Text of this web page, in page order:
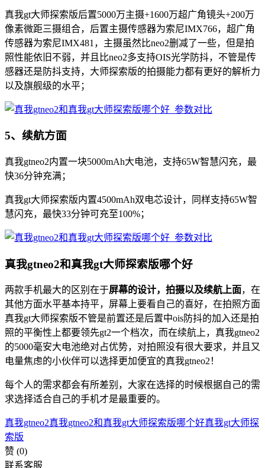
真我gt大师探索版后置5000万主摄+1600万超广角镜头+200万
像素微距三摄组合，后置主摄传感器为索尼IMX766，超广角
传感器为索尼IMX481，主摄虽然比neo2删减了一些，但是拍
照性能依旧不弱，并且比neo2多支持OIS光学防抖，不管是传
感器还是防抖支持，大师探索版的拍摄能力都有更好的解析力
以及旗舰级的水平；
5、续航方面
真我gtneo2内置一块5000mAh大电池，支持65W智慧闪充，最
快36分钟充满；
真我gt大师探索版内置4500mAh双电芯设计，同样支持65W智
慧闪充，最快33分钟可充至100%；
真我gtneo2和真我gt大师探索版哪个好
两款手机最大的区别在于屏幕的设计，拍摄以及续航上面，在
其他方面水平基本持平，屏幕上要看自己的喜好，在拍照方面
真我gt大师探索版不管是前置还是后置中ois防抖的加入还是拍
照的平衡性上都要领先gt2一个档次，而在续航上，真我gtneo2
的5000毫安大电池绝对占优势，对拍照没有很大要求，并且又
电量焦虑的小伙伴可以选择更加便宜的真我gtneo2！
每个人的需求都会有所差别，大家在选择的时候根据自己的需
求选择适合自己的手机才是最重要的。
真我gtneo2真我gtneo2和真我gt大师探索版哪个好真我gt大师探
索版
赞 (0)
联系客服